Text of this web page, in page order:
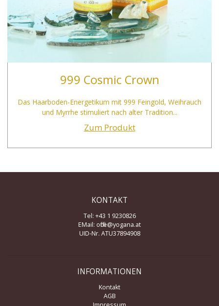
999 Cosmic Crown
Das Haarboden-Energetikum mit 999 Feingold, Weihrauch
und Myrrhe stimuliert nach alter Tradition...
Zum Produkt
KONTAKT
Tel: +43 1 9230826
EMail: office@yogana.at
UID-Nr. ATU37894908
INFORMATIONEN
Kontakt
AGB